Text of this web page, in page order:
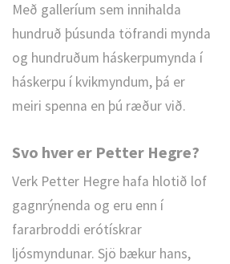
中文
日本語
Með galleríum sem innihalda
hundruð þúsunda töfrandi mynda
og hundruðum háskerpumynda í
háskerpu í kvikmyndum, þá er
meiri spenna en þú ræður við.
Svo hver er Petter Hegre?
Verk Petter Hegre hafa hlotið lof
gagnrýnenda og eru enn í
fararbroddi erótískrar
ljósmyndunar. Sjö bækur hans,